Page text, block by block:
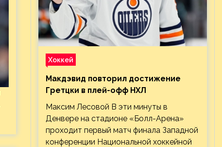
Хоккей
Макдэвид повторил достижение
Гретцки в плей-офф НХЛ
Максим Лесовой В эти минуты в
Денвере на стадионе «Болл-Арена»
проходит первый матч финала Западной
конференции Национальной хоккейной